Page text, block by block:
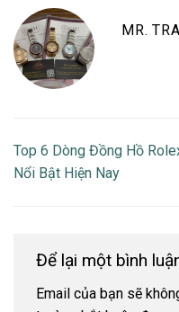
MR.
Top 6 Dòng Đồng Hồ
Nổi Bật Hiện Nay
Để lại một bình
Email của bạn sẽ